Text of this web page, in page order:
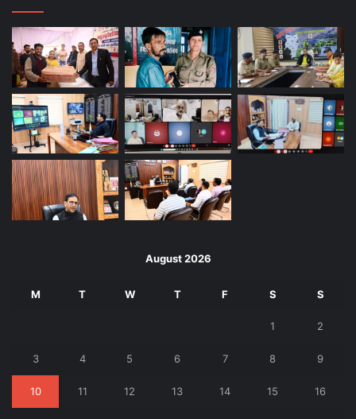
August 2026
M T W T F S S
1 2
3 4 5 6 7 8 9
10 11 12 13 14 15 16